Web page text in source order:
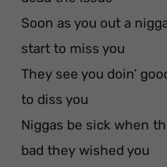
Soon as you out a
start to miss you
They see you doin’
to diss you
Niggas be sick when
bad they wished you